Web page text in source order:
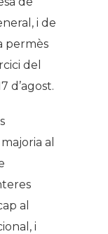
i de
permès
del
d’agost.
al
al
i